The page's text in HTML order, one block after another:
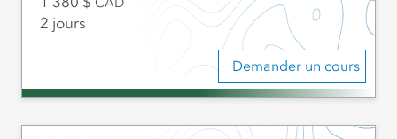
Demander un cours
2 jours